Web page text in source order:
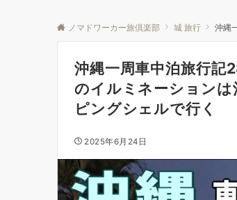
ノマドワーカー旅倶楽部 城 旅行 沖縄
沖縄一周車中泊旅行記
のイルミネーションは
ピングシェルで行く
2025年6月24日